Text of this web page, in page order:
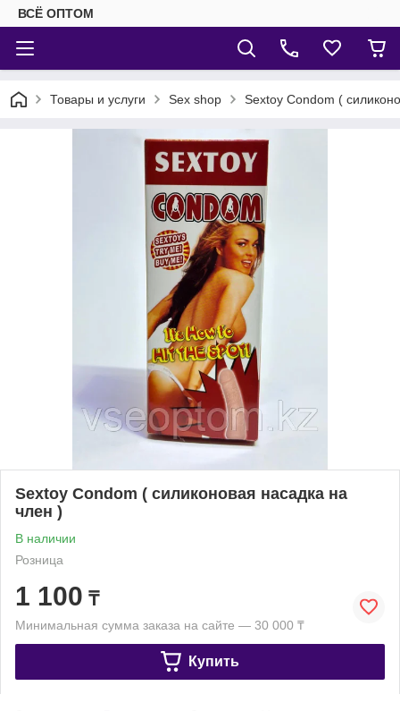
ВСЁ ОПТОМ
Товары и услуги Sex shop Sextoy Condom (
Sextoy Condom ( силиконовая насадка на
член )
В наличии
Розница
1 100 ₸
Минимальная сумма заказа на сайте — 30 000 ₸
Купить